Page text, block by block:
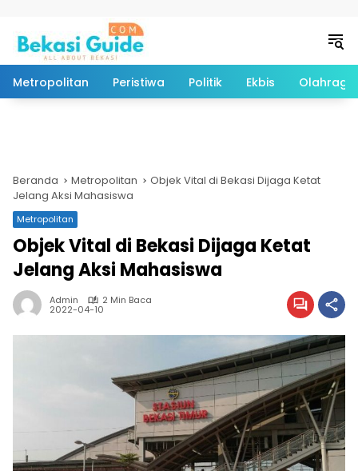
Metropolitan Peristiwa Politik Ekbis Olahraga
Beranda Metropolitan
Objek Vital di Bekasi Dijaga Ketat
Jelang Aksi Mahasiswa
Metropolitan
Objek Vital di Bekasi Dijaga Ketat
Jelang Aksi Mahasiswa
Admin 2 Min Baca
2022-04-10